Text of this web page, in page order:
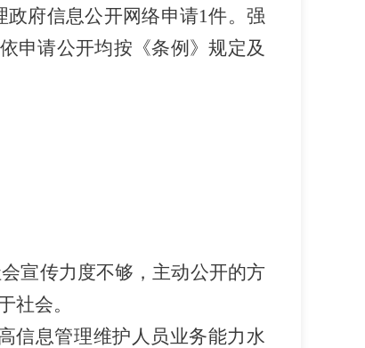
政府信息公开网络申请1件。强
申请公开均按《条例》规定及
宣传力度不够，主动公开的方
社会。
信息管理维护人员业务能力水